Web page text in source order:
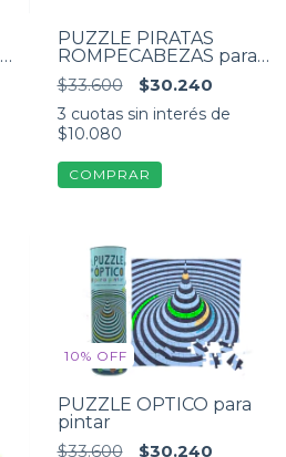
PUZZLE PIRATAS
ROMPECABEZAS para
pintar
$33.600 $30.240
3 cuotas sin interés de
$10.080
10% OFF
PUZZLE OPTICO para
pintar
$33.600
$30.240